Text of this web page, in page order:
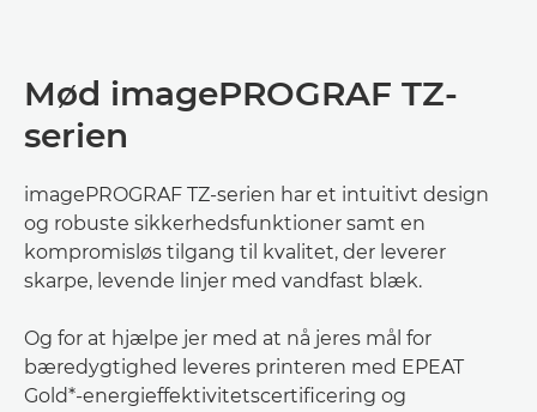
VIGTIGSTE FUNKTIONER
FORDELE
UDFORSK SERIEN
KONTAKT OS
Mød imagePROGRAF TZ-
serien
imagePROGRAF TZ-serien har et intuitivt design
og robuste sikkerhedsfunktioner samt en
kompromisløs tilgang til kvalitet, der leverer
skarpe, levende linjer med vandfast blæk.
Og for at hjælpe jer med at nå jeres mål for
bæredygtighed leveres printeren med EPEAT
Gold*-energieffektivitetscertificering og